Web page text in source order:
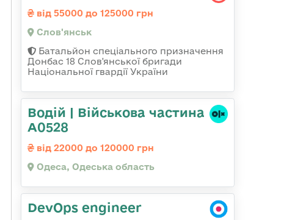
від 55000 до 125000 грн
Слов'янськ
Батальйон спеціального призначення
Донбас 18 Слов'янської бригади
Національної гвардії України
Водій | Військова частина
А0528
від 22000 до 120000 грн
Одеса, Одеська область
DevOps engineer